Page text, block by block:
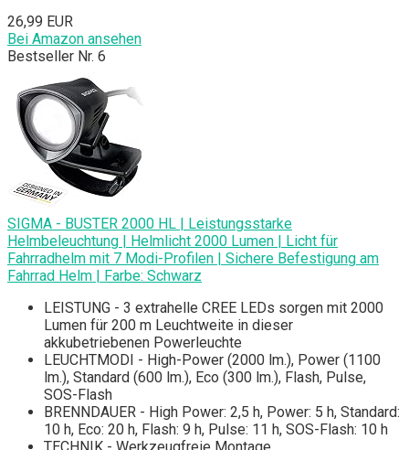
26,99 EUR
Bei Amazon ansehen
Bestseller Nr. 6
SIGMA - BUSTER 2000 HL | Leistungsstarke
Helmbeleuchtung | Helmlicht 2000 Lumen | Licht für
Fahrradhelm mit 7 Modi-Profilen | Sichere Befestigung am
Fahrrad Helm | Farbe: Schwarz
LEISTUNG - 3 extrahelle CREE LEDs sorgen mit 2000
Lumen für 200 m Leuchtweite in dieser
akkubetriebenen Powerleuchte
LEUCHTMODI - High-Power (2000 lm.), Power (1100
lm.), Standard (600 lm.), Eco (300 lm.), Flash, Pulse,
SOS-Flash
BRENNDAUER - High Power: 2,5 h, Power: 5 h, Standard:
10 h, Eco: 20 h, Flash: 9 h, Pulse: 11 h, SOS-Flash: 10 h